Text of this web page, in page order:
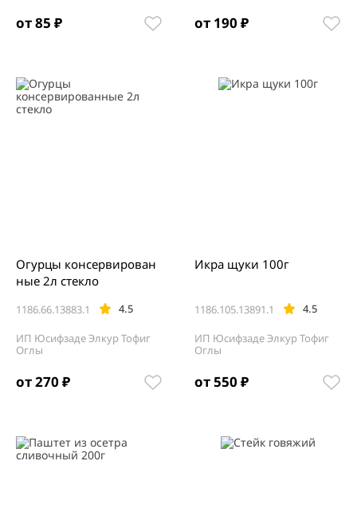
от 85 ₽ от 190 ₽
от 270 ₽
1186.66.13883.1 4.5
Огурцы консервирован
ные 2л стекло
ИП Юсифзаде Элкур Тофиг
Оглы
от 550 ₽
1186.105.13891.1 4.5
Икра щуки 100г
ИП Юсифзаде Элкур Тофиг
Оглы